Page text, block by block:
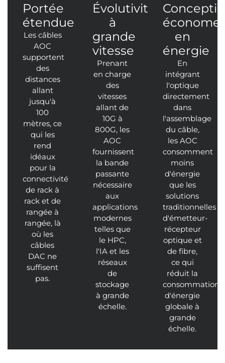
Portée
étendue
Les câbles
AOC
supportent
des
distances
allant
jusqu'à
100
mètres, ce
qui les
rend
idéaux
pour la
connectivité
de rack à
rack et de
rangée à
rangée, là
où les
câbles
DAC ne
suffisent
pas.
Évolutivité
à
grande
vitesse
Prenant
en charge
des
vitesses
allant de
10G à
800G, les
AOC
fournissent
la bande
passante
nécessaire
aux
applications
modernes
telles que
le HPC,
l'IA et les
réseaux
de
stockage
à grande
échelle.
économe
en
énergie
En
intégrant
l'optique
directement
dans
l'assemblage
du câble,
les AOC
consomment
moins
d'énergie
que les
solutions
traditionnelles
d'émetteur-
récepteur
optique et
de fibre,
ce qui
réduit la
consommation
d'énergie
globale à
grande
échelle.